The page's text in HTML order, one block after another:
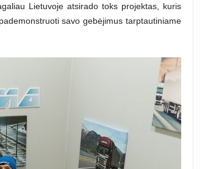
Lietuvoje atsirado toks projektas, kuris
savo gebėjimus tarptautiniame